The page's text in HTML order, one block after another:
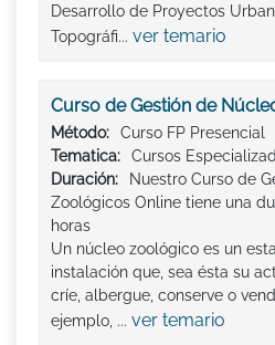
Desarrollo de Proyectos
Topográfi... ver temario
Curso de Gestión de
Método:
Curso FP Presencial
Tematica:
Cursos
Duración:
Nuestro Curso de
Zoológicos Online tiene una
horas
Un núcleo zoológico es un
instalación que, sea ésta su
críe, albergue, conserve o
ejemplo, ... ver temario